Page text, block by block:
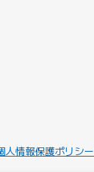
人情報保護ポリシー